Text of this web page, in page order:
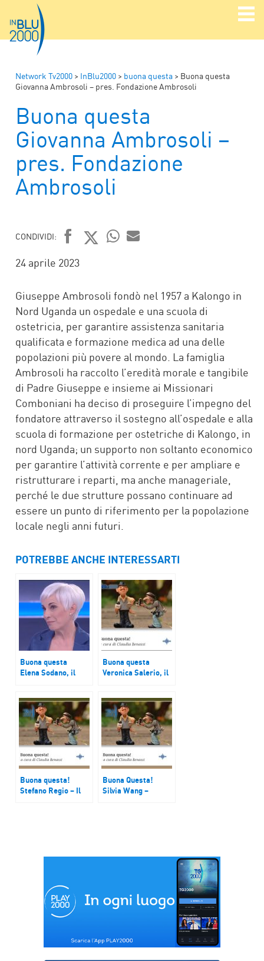
Network Tv2000 > InBlu2000 > buona questa > Buona questa
Giovanna Ambrosoli – pres. Fondazione Ambrosoli
Buona questa
Giovanna Ambrosoli –
pres. Fondazione
Ambrosoli
CONDIVIDI:
FACEBOOK
TWITTER
24 aprile 2023
Giuseppe Ambrosoli fondò nel 1957 a Kalongo in
Nord Uganda un ospedale e una scuola di
ostetricia, per garantire assistenza sanitaria
qualificata e formazione medica ad una delle
popolazioni più povere al mondo. La famiglia
Ambrosoli ha raccolto l’eredità morale e tangibile
di Padre Giuseppe e insieme ai Missionari
Comboniani ha deciso di proseguire l’impegno del
fondatore attraverso il sostegno all’ospedale e alla
scuola di formazione per ostetriche di Kalongo, in
nord Uganda; un supporto non soltanto economico
per garantire l’attività corrente e per ampliare e
ristrutturare i reparti, ma anche manageriale,
perché le due strutture possano continuare ad
essere un punto di riferimento per la popolazione
locale negli anni futuri.
POTREBBE ANCHE INTERESSARTI
Buona questa
Elena Sodano, il
Buona questa
Veronica Salerio, il
Buona questa!
Stefano Regio – Il
Buona Questa!
Silvia Wang –